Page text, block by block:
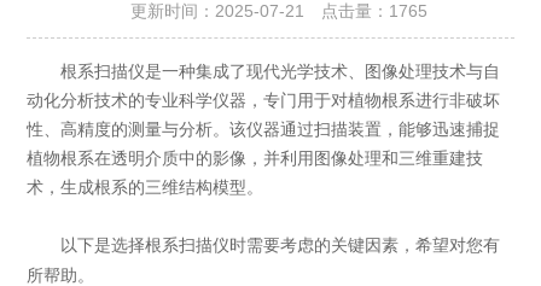
更新时间：2025-07-21 点击量： 1765
根系扫描仪是一种集成了现代光学技术、图像处理技术与自
动化分析技术的专业科学仪器，专门用于对植物根系进行非破坏
性、高精度的测量与分析。该仪器通过扫描装置，能够迅速捕捉
植物根系在透明介质中的影像，并利用图像处理和三维重建技
术，生成根系的三维结构模型。
以下是选择根系扫描仪时需要考虑的关键因素，希望对您有
所帮助。